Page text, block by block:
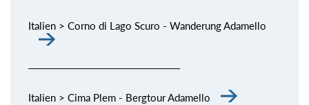
Italien > Corno di Lago Scuro - Wanderung Adamello
Italien > Cima Plem - Bergtour Adamello